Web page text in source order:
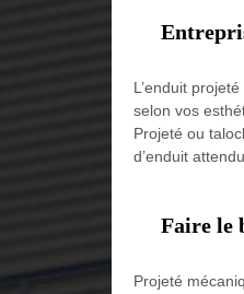
L’enduit
selon vos
Projeté ou
d’enduit
Faire le
Projeté